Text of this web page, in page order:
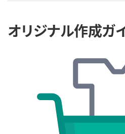
オリジナル作成ガ